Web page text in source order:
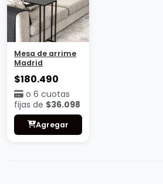
Mesa de arrime
Madrid
$180.490
o 6 cuotas
fijas de $36.098
Agregar